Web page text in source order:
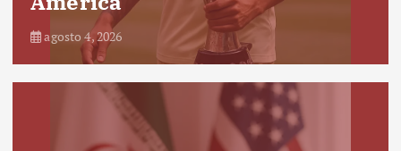
agosto 4, 2026